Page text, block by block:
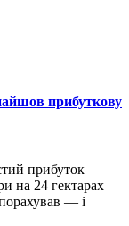
прибуткову
прибуток
на 24 гектарах
— і